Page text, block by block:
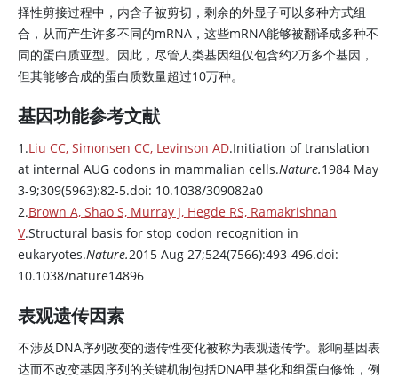
择性剪接过程中，内含子被剪切，剩余的外显子可以多种方式组
合，从而产生许多不同的mRNA，这些mRNA能够被翻译成多种不
同的蛋白质亚型。因此，尽管人类基因组仅包含约2万多个基因，
但其能够合成的蛋白质数量超过10万种。
基因功能参考文献
1.Liu CC, Simonsen CC, Levinson AD.Initiation of translation
at internal AUG codons in mammalian cells.Nature.1984 May
3-9;309(5963):82-5.doi: 10.1038/309082a0
2.Brown A, Shao S, Murray J, Hegde RS, Ramakrishnan
V.Structural basis for stop codon recognition in
eukaryotes.Nature.2015 Aug 27;524(7566):493-496.doi:
10.1038/nature14896
表观遗传因素
不涉及DNA序列改变的遗传性变化被称为表观遗传学。影响基因表
达而不改变基因序列的关键机制包括DNA甲基化和组蛋白修饰，例